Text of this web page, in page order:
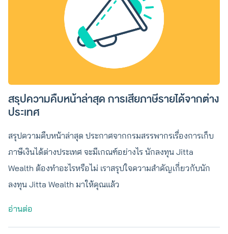
สรุปความคืบหน้าล่าสุด การเสียภาษีรายได้จากต่าง
ประเทศ
สรุปความคืบหน้าล่าสุด ประกาศจากกรมสรรพากรเรื่องการเก็บ
ภาษีเงินได้ต่างประเทศ จะมีเกณฑ์อย่างไร นักลงทุน Jitta
Wealth ต้องทำอะไรหรือไม่ เราสรุปใจความสำคัญเกี่ยวกับนัก
ลงทุน Jitta Wealth มาให้คุณแล้ว
อ่านต่อ